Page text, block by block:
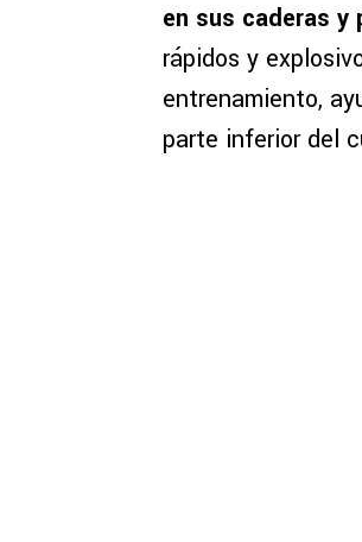
en sus caderas y
rápidos y
entrenamiento,
parte inferior del